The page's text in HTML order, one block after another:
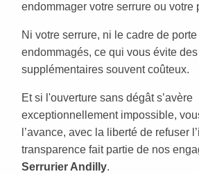
endommager votre serrure ou votre
Ni votre serrure, ni le cadre de
endommagés, ce qui vous évite
supplémentaires souvent coûteux.
Et si l'ouverture sans dégât s’avère
exceptionnellement impossible,
l’avance, avec la liberté de refuser
transparence fait partie de nos
Serrurier Andilly.